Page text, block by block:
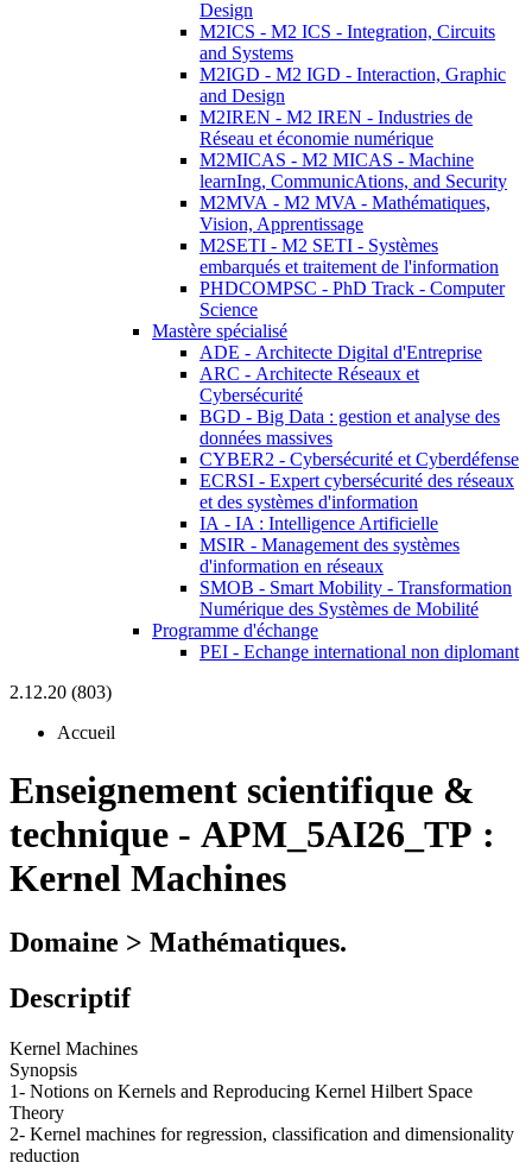
Design
M2ICS - M2 ICS - Integration, Circuits
and Systems
M2IGD - M2 IGD - Interaction, Graphic
and Design
M2IREN - M2 IREN - Industries de
Réseau et économie numérique
M2MICAS - M2 MICAS - Machine
learnIng, CommunicAtions, and Security
M2MVA - M2 MVA - Mathématiques,
Vision, Apprentissage
M2SETI - M2 SETI - Systèmes
embarqués et traitement de l'information
PHDCOMPSC - PhD Track - Computer
Science
Mastère spécialisé
ADE - Architecte Digital d'Entreprise
ARC - Architecte Réseaux et
Cybersécurité
BGD - Big Data : gestion et analyse des
données massives
CYBER2 - Cybersécurité et Cyberdéfense
ECRSI - Expert cybersécurité des réseaux
et des systèmes d'information
IA - IA : Intelligence Artificielle
MSIR - Management des systèmes
d'information en réseaux
SMOB - Smart Mobility - Transformation
Numérique des Systèmes de Mobilité
Programme d'échange
PEI - Echange international non diplomant
2.12.20 (803)
Accueil
Enseignement scientifique &
technique - APM_5AI26_TP :
Kernel Machines
Domaine > Mathématiques.
Descriptif
Kernel Machines
Synopsis
1- Notions on Kernels and Reproducing Kernel Hilbert Space
Theory
2- Kernel machines for regression, classification and dimensionality
reduction